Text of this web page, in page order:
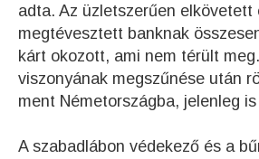
adta. Az üzletszerűen elkövetett
megtévesztett banknak
kárt okozott, ami nem térült
viszonyának megszűnése után
ment Németországba, jelenleg
A szabadlábon védekező és a